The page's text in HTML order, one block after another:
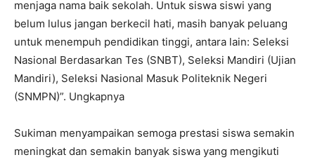
menjaga nama baik sekolah. Untuk siswa siswi yang
belum lulus jangan berkecil hati, masih banyak peluang
untuk menempuh pendidikan tinggi, antara lain: Seleksi
Nasional Berdasarkan Tes (SNBT), Seleksi Mandiri (Ujian
Mandiri), Seleksi Nasional Masuk Politeknik Negeri
(SNMPN)”. Ungkapnya
Sukiman menyampaikan semoga prestasi siswa semakin
meningkat dan semakin banyak siswa yang mengikuti